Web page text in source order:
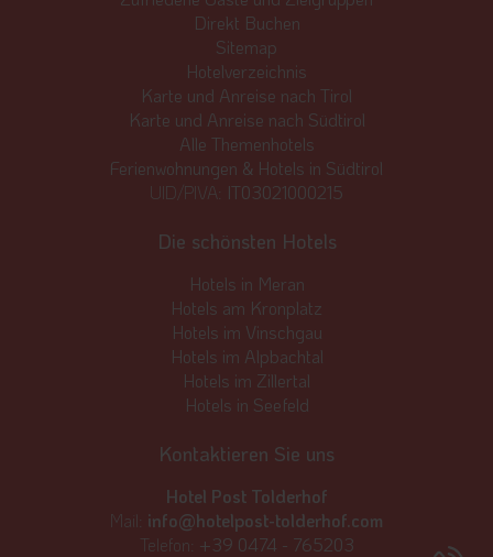
Direkt Buchen
Sitemap
Hotelverzeichnis
Karte und Anreise nach Tirol
Karte und Anreise nach Südtirol
Alle Themenhotels
Ferienwohnungen & Hotels in Südtirol
UID/PIVA: IT03021000215
Die schönsten Hotels
Hotels in Meran
Hotels am Kronplatz
Hotels im Vinschgau
Hotels im Alpbachtal
Hotels im Zillertal
Hotels in Seefeld
Kontaktieren Sie uns
Hotel Post Tolderhof
Mail: info@hotelpost-tolderhof.com
Telefon: +39 0474 - 765203